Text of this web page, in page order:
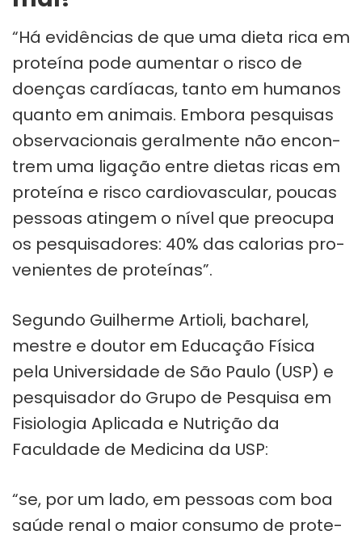
“Há evi­dên­cias de que uma dieta rica em
pro­te­ína pode aumen­tar o risco de
doen­ças car­dí­a­cas, tanto em huma­nos
quanto em ani­mais. Embora pes­qui­sas
obser­va­ci­o­nais geral­mente não encon­
trem uma liga­ção entre die­tas ricas em
pro­te­ína e risco car­di­o­vas­cu­lar, pou­cas
pes­soas atin­gem o nível que pre­o­cupa
os pes­qui­sa­do­res: 40% das calo­rias pro­
ve­ni­en­tes de pro­te­í­nas”.
Segundo Guilherme Artioli, bacharel,
mestre e doutor em Educação Física
pela Universidade de São Paulo (USP) e
pesquisador do Grupo de Pesquisa em
Fisiologia Aplicada e Nutrição da
Faculdade de Medicina da USP:
“se, por um lado, em pes­soas com boa
saúde renal o maior con­sumo de pro­te­